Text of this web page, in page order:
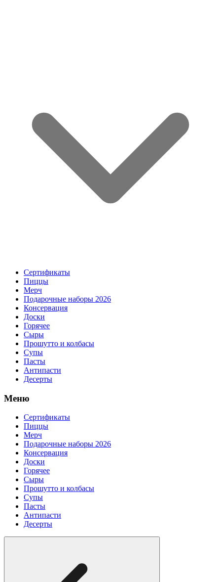
Сертификаты
Пиццы
Мерч
Подарочные наборы 2026
Консервация
Доски
Горячее
Сыры
Прошутто и колбасы
Супы
Пасты
Антипасти
Десерты
Меню
Сертификаты
Пиццы
Мерч
Подарочные наборы 2026
Консервация
Доски
Горячее
Сыры
Прошутто и колбасы
Супы
Пасты
Антипасти
Десерты